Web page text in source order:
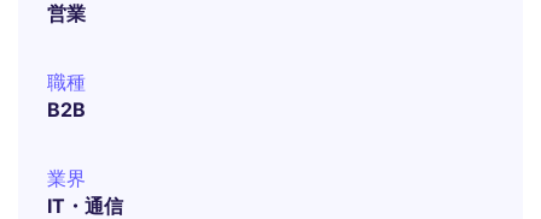
営業
職種
B2B
業界
IT・通信